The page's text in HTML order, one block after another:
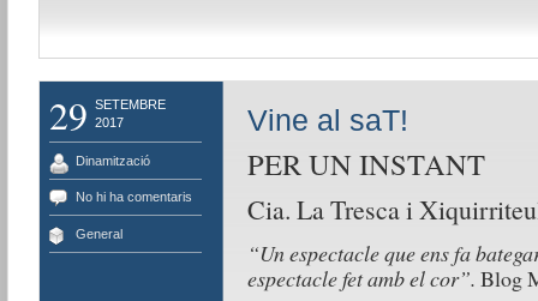
29 SETEMBRE
2017
Dinamització
No hi ha comentaris
General
Vine al saT!
PER UN INSTANT
Cia. La Tresca i
“Un espectacle que ens fa
espectacle fet amb el cor”. Blog